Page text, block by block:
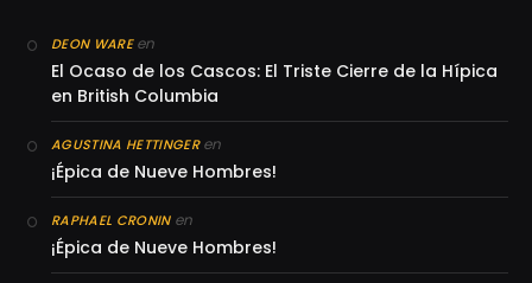
DEON WAREen
El Ocaso de los Cascos: El Triste Cierre de la Hípica
en British Columbia
AGUSTINA HETTINGERen
¡Épica de Nueve Hombres!
RAPHAEL CRONINen
¡Épica de Nueve Hombres!